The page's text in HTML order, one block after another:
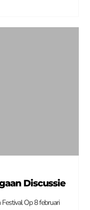
Discussie
Op 8 februari